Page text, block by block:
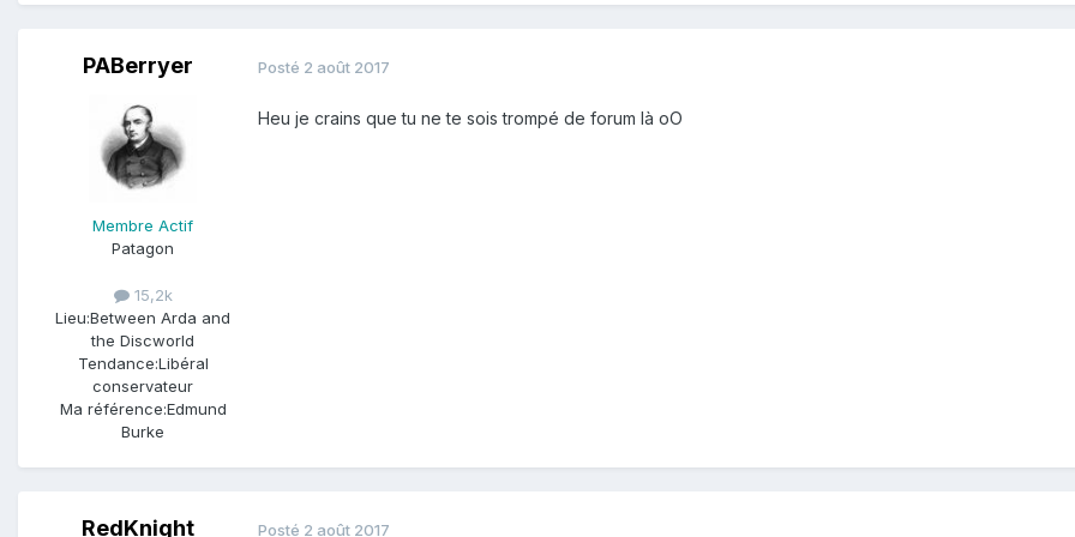
PABerryer
Membre Actif
Patagon
15,2k
Lieu:Between Arda and
the Discworld
Tendance:Libéral
conservateur
Ma référence:Edmund
Burke
Posté 2 août 2017
Heu je crains que tu ne te sois trompé de forum là oO
RedKnight Posté 2 août 2017